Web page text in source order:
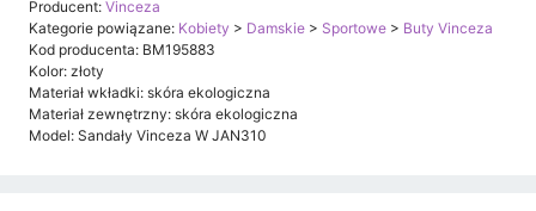
Producent: Vinceza
Kategorie powiązane: Kobiety > Damskie > Sportowe > Buty Vinceza
Kod producenta: BM195883
Kolor: złoty
Materiał wkładki: skóra ekologiczna
Materiał zewnętrzny: skóra ekologiczna
Model: Sandały Vinceza W JAN310